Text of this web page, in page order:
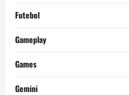
Futebol
Gameplay
Games
Gemini